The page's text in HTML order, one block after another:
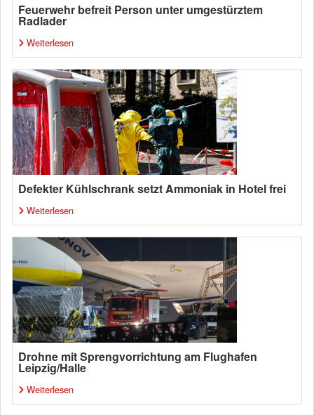
Feuerwehr befreit Person unter umgestürztem
Radlader
Weiterlesen
Defekter Kühlschrank setzt Ammoniak in Hotel frei
Weiterlesen
Drohne mit Sprengvorrichtung am Flughafen
Leipzig/Halle
Weiterlesen